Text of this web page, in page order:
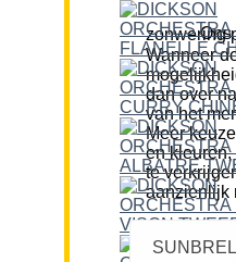
Ons advies als
Wanneer
dan over
van het
Meer
en
te
aanzienlijk